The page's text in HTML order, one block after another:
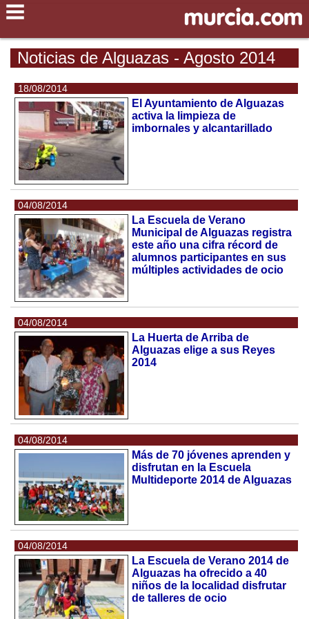
Noticias de Alguazas - Agosto 2014
18/08/2014
El Ayuntamiento de Alguazas
activa la limpieza de
imbornales y alcantarillado
04/08/2014
La Escuela de Verano
Municipal de Alguazas registra
este año una cifra récord de
alumnos participantes en sus
múltiples actividades de ocio
04/08/2014
La Huerta de Arriba de
Alguazas elige a sus Reyes
2014
04/08/2014
Más de 70 jóvenes aprenden y
disfrutan en la Escuela
Multideporte 2014 de Alguazas
04/08/2014
La Escuela de Verano 2014 de
Alguazas ha ofrecido a 40
niños de la localidad disfrutar
de talleres de ocio